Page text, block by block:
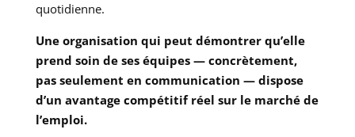
quotidienne.
Une organisation qui peut démontrer qu’elle
prend soin de ses équipes — concrètement,
pas seulement en communication — dispose
d’un avantage compétitif réel sur le marché de
l’emploi.